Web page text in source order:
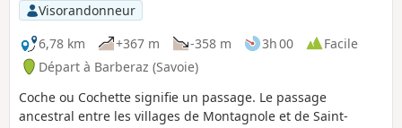
Visorandonneur
6,78 km
+367 m -358 m 3h 00
Facile
Départ à Barberaz (Savoie)
Coche ou Cochette signifie un passage. Le passage
ancestral entre les villages de Montagnole et de Saint-